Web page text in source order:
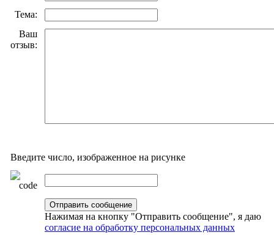
Тема:
Ваш
отзыв:
Введите число, изображенное на рисунке
Нажимая на кнопку "Отправить сообщение", я даю
согласие на обработку персональных данных